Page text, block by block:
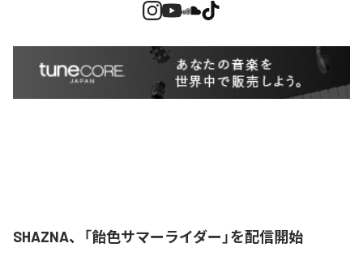
SHAZNA、「飴色サマーライダー」を配信開始